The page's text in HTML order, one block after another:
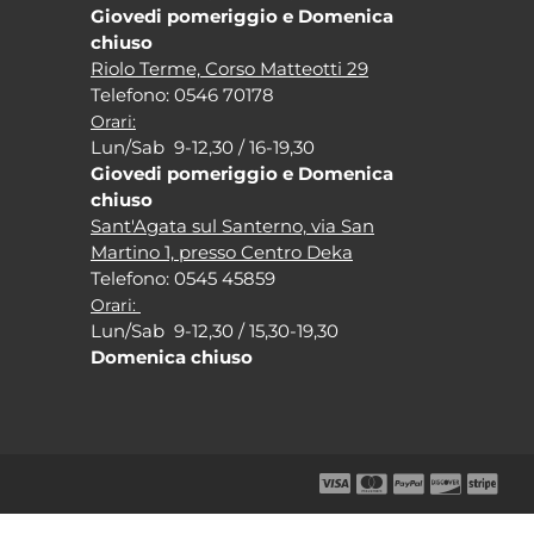
Giovedi pomeriggio e Domenica
chiuso
Riolo Terme, Corso Matteotti 29
Telefono: 0546 70178
Orari:
Lun/Sab 9-12,30 / 16-19,30
Giovedi pomeriggio e Domenica
chiuso
Sant'Agata sul Santerno, via San
Martino 1, presso Centro Deka
Telefono: 0545 45859
Orari:
Lun/Sab 9-12,30 / 15,30-19,30
Domenica chiuso